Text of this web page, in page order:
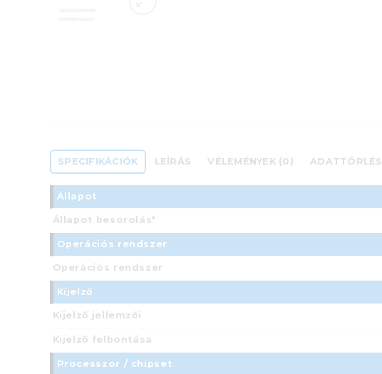
SPECIFIKÁCIÓK LEÍRÁS VÉLEMÉNYEK (0) ADATTÖRLÉS
Állapot
Állapot besorolás*
Operációs rendszer
Operációs rendszer
Kijelző
Kijelző jellemzői
Kijelző felbontása
Processzor / chipset